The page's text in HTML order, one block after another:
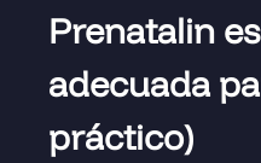
Prenatalin
adecuada
práctico)